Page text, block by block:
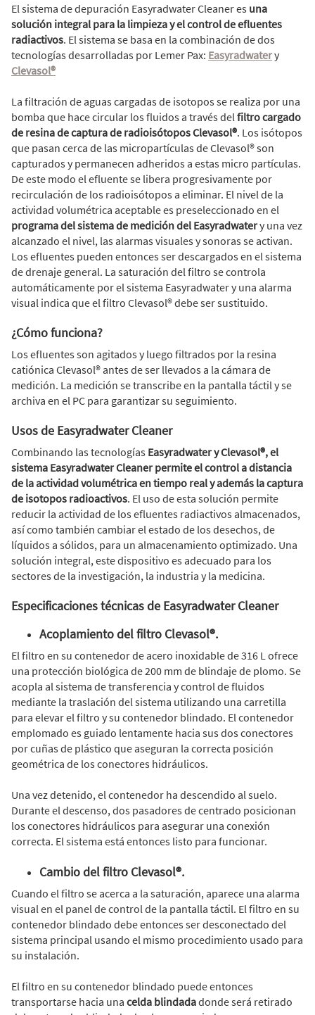
El sistema de depuración Easyradwater Cleaner es una
solución integral para la limpieza y el control de efluentes
radiactivos. El sistema se basa en la combinación de dos
tecnologías desarrolladas por Lemer Pax: Easyradwatery
Clevasol®
La filtración de aguas cargadas de isotopos se realiza por una
bomba que hace circular los fluidos a través del filtro cargado
de resina de captura de radioisótopos Clevasol®. Los isótopos
que pasan cerca de las micropartículas de Clevasol® son
capturados y permanecen adheridos a estas micro partículas.
De este modo el efluente se libera progresivamente por
recirculación de los radioisótopos a eliminar. El nivel de la
actividad volumétrica aceptable es preseleccionado en el
programa del sistema de medición del Easyradwatery una vez
alcanzado el nivel, las alarmas visuales y sonoras se activan.
Los efluentes pueden entonces ser descargados en el sistema
de drenaje general. La saturación del filtro se controla
automáticamente por el sistema Easyradwater y una alarma
visual indica que el filtro Clevasol® debe ser sustituido.
¿Cómo funciona?
Los efluentes son agitados y luego filtrados por la resina
catiónica Clevasol® antes de ser llevados a la cámara de
medición. La medición se transcribe en la pantalla táctil y se
archiva en el PC para garantizar su seguimiento.
Usos de Easyradwater Cleaner
Combinando las tecnologías Easyradwater y Clevasol®, el
sistema Easyradwater Cleaner permite el control a distancia
de la actividad volumétrica en tiempo real y además la captura
de isotopos radioactivos. El uso de esta solución permite
reducir la actividad de los efluentes radiactivos almacenados,
así como también cambiar el estado de los desechos, de
líquidos a sólidos, para un almacenamiento optimizado. Una
solución integral, este dispositivo es adecuado para los
sectores de la investigación, la industria y la medicina.
Especificaciones técnicas de Easyradwater Cleaner
Acoplamiento del filtro Clevasol®.
El filtro en su contenedor de acero inoxidable de 316 L ofrece
una protección biológica de 200 mm de blindaje de plomo. Se
acopla al sistema de transferencia y control de fluidos
mediante la traslación del sistema utilizando una carretilla
para elevar el filtro y su contenedor blindado. El contenedor
emplomado es guiado lentamente hacia sus dos conectores
por cuñas de plástico que aseguran la correcta posición
geométrica de los conectores hidráulicos.
Una vez detenido, el contenedor ha descendido al suelo.
Durante el descenso, dos pasadores de centrado posicionan
los conectores hidráulicos para asegurar una conexión
correcta. El sistema está entonces listo para funcionar.
Cambio del filtro Clevasol®.
Cuando el filtro se acerca a la saturación, aparece una alarma
visual en el panel de control de la pantalla táctil. El filtro en su
contenedor blindado debe entonces ser desconectado del
sistema principal usando el mismo procedimiento usado para
su instalación.
El filtro en su contenedor blindado puede entonces
transportarse hacia una celda blindadadonde será retirado